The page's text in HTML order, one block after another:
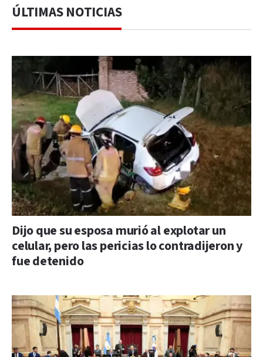
ÚLTIMAS NOTICIAS
Dijo que su esposa murió al explotar un
celular, pero las pericias lo contradijeron y
fue detenido